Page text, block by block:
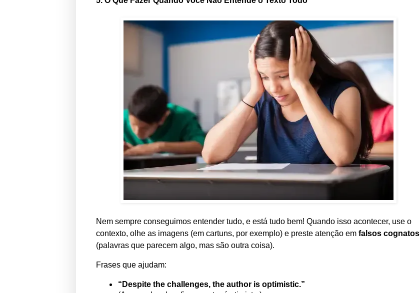
Nem sempre conseguimos entender tudo, e está tudo bem! Quando isso acontecer, use o
contexto, olhe as imagens (em cartuns, por exemplo) e preste atenção em falsos cognatos
(palavras que parecem algo, mas são outra coisa).
Frases que ajudam:
“Despite the challenges, the author is optimistic.”